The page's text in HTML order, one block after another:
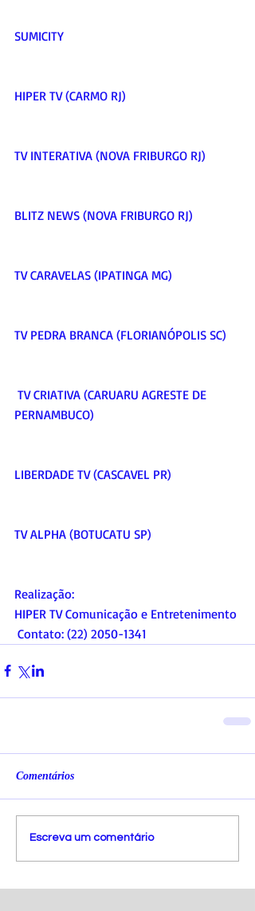
SUMICITY
HIPER TV (CARMO RJ)
TV INTERATIVA (NOVA FRIBURGO RJ)
BLITZ NEWS (NOVA FRIBURGO RJ)
TV CARAVELAS (IPATINGA MG)
TV PEDRA BRANCA (FLORIANÓPOLIS SC)
PERNAMBUCO)
LIBERDADE TV (CASCAVEL PR)
TV ALPHA (BOTUCATU SP)
Realização:
HIPER TV Comunicação e Entretenimento
Contato: (22) 2050-1341
Comentários
Escreva um comentário